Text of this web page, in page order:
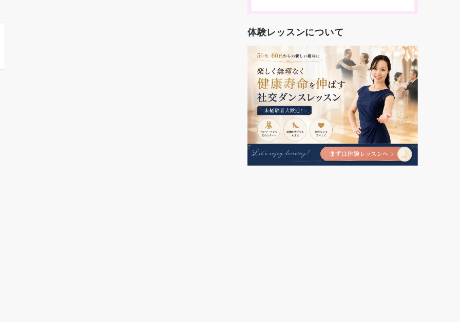
齢と思ってましたが、社交ダンスの世
界で５０代は”若者”で、７０～９０代
のカッコイイ先輩方がいるので、新し
い世界を見ることができ人生に張りを
感じています。
体験レッスンについて